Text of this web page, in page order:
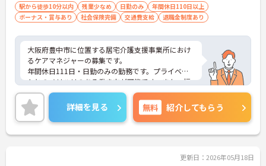
駅から徒歩10分以内 残業少なめ 日勤のみ
年間休日110日以上
ボーナス・賞与あり
社会保険完備 交通費支給 退職金制度あり
大阪府豊中市に位置する居宅介護支援事業所におけ
るケアマネジャーの募集です。
年間休日111日・日勤のみの勤務です。プライベー
トとのメリハリのある働き方が可能です。また、福
利厚生が充実しています。働きやすい環境が整って
おり、安心して長くご勤務いただけます。
ご興味のある方には、面接対策ポイントなど、さら
に詳細をご案内しますのでお気軽にご相談くださ
い！
詳細を見る 無料 紹介してもらう
更新日：2026年05月18日